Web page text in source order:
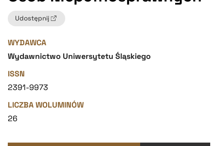
Udostępnij
WYDAWCA
Wydawnictwo Uniwersytetu Śląskiego
ISSN
2391-9973
LICZBA WOLUMINÓW
26